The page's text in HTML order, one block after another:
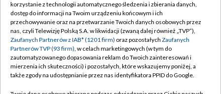
TVP
Abonament TVP
Emisja w TVP
Centrum informacji TVP
Naziemna Telewizja Cyfrowa
Regulamin TVP
Polityka prywatności
Moje zgody
Pomoc
korzystanie z technologii automatycznego śledzenia i zbierania danych,
dostęp do informacji na Twoim urządzeniu końcowym i ich
przechowywanie oraz na przetwarzanie Twoich danych osobowych przez
nas, czyli Telewizję Polską S.A. w likwidacji (zwaną dalej również „TVP”),
Zaufanych Partnerów z IAB* (1201 firm) oraz pozostałych Zaufanych
Partnerów TVP (93 firm), w celach marketingowych (w tym do
zautomatyzowanego dopasowania reklam do Twoich zainteresowań i
mierzenia ich skuteczności) i pozostałych, które wskazujemy poniżej, a
także zgody na udostępnianie przez nas identyfikatora PPID do Google.